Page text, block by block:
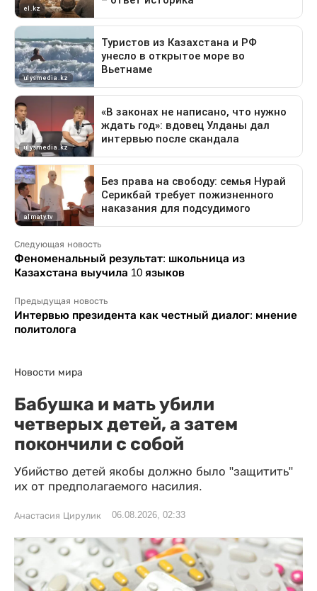
Следующая новость
Феноменальный результат: школьница из
Казахстана выучила 10 языков
Предыдущая новость
Интервью президента как честный диалог: мнение
политолога
Новости мира
Бабушка и мать убили
четверых детей, а затем
покончили с собой
Убийство детей якобы должно было "защитить"
их от предполагаемого насилия.
Анастасия Цирулик 06.08.2026, 02:33